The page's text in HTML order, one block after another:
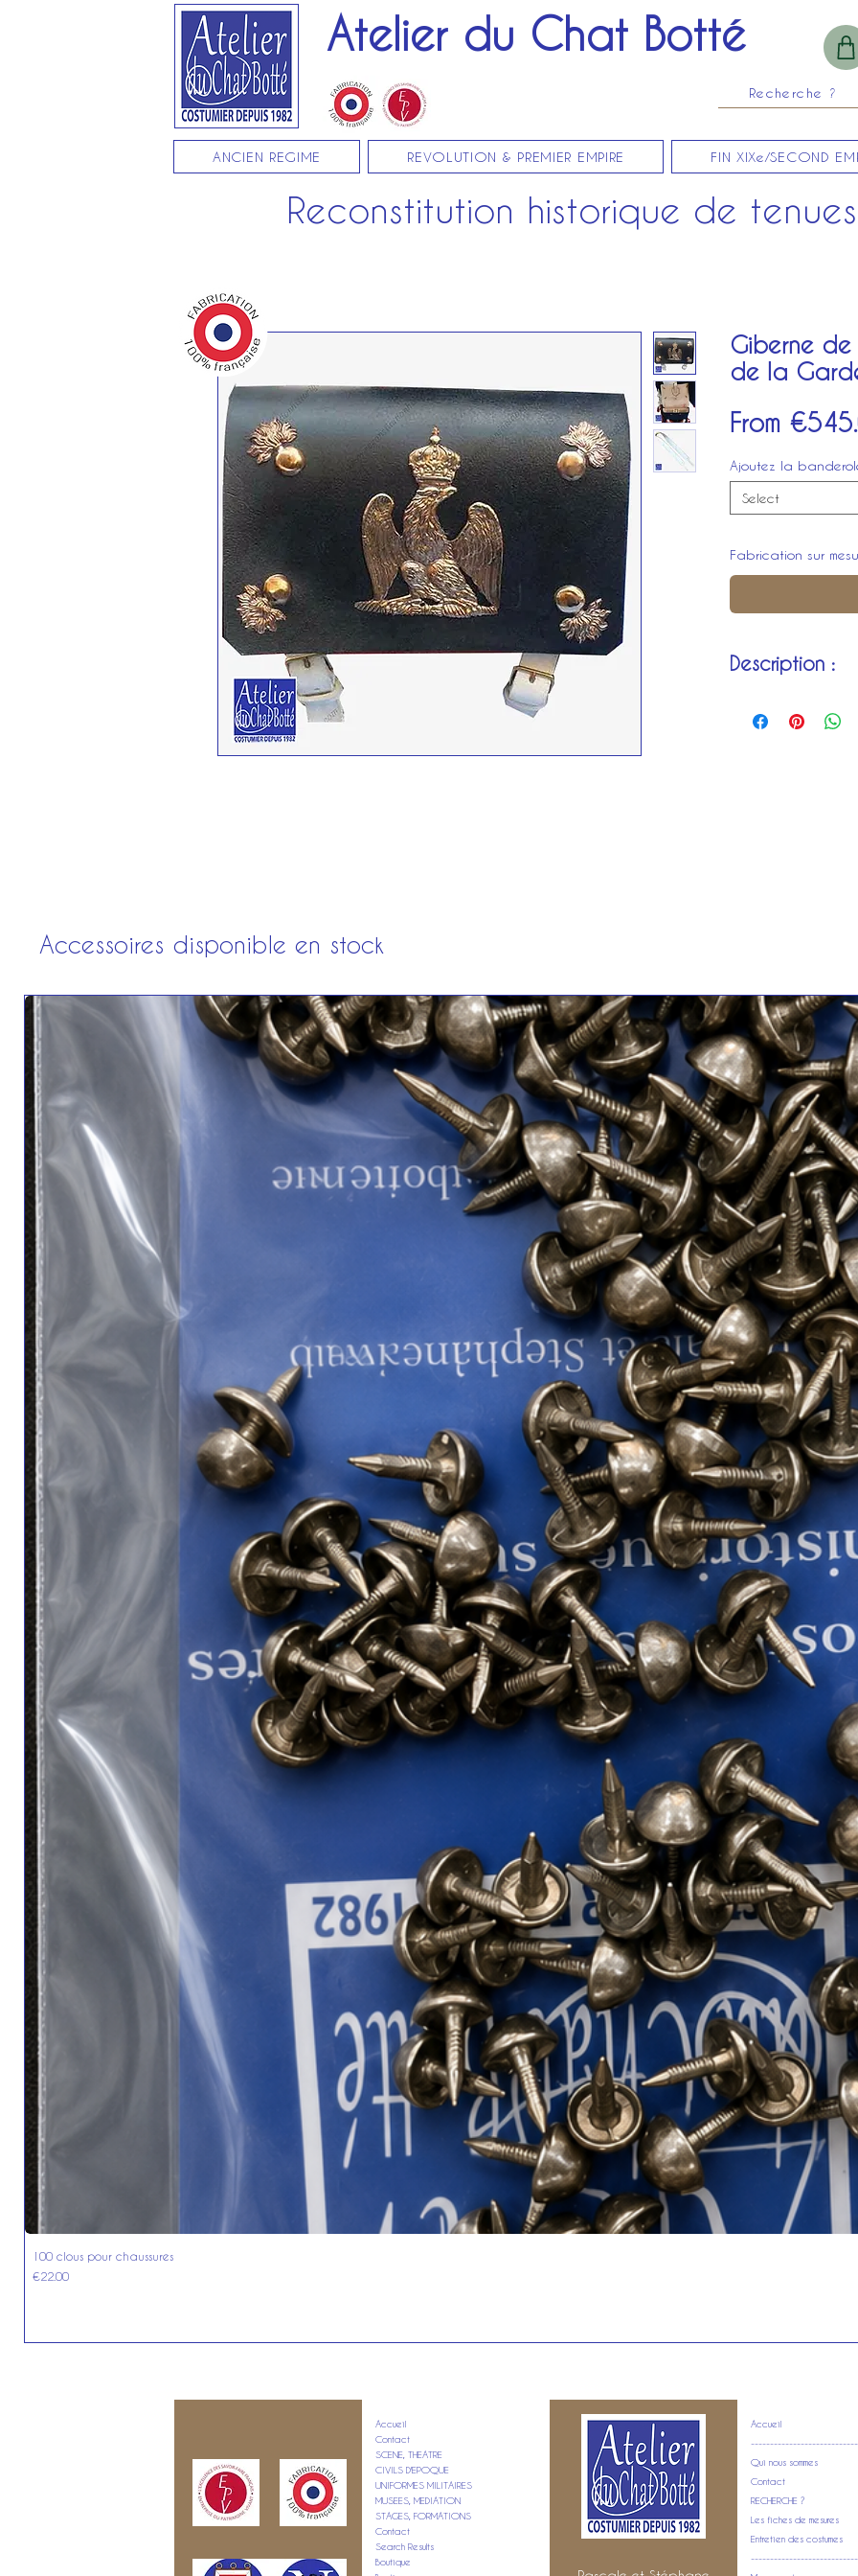
Atelier du Chat Botté
Recherche ?
ANCIEN REGIME REVOLUTION & PREMIER EMPIRE FIN XIXe/SECOND
Reconstitution historique de
Giberne
de la
From
Ajoutez la
Select
Fabrication sur
Description :
l'intérieur,
Accessoires disponible en stock
100 clous pour chaussures
Price
€22.00
Accueil
Contact
SCENE, THEATRE
CIVILS D'EPOQUE
UNIFORMES MILITAIRES
MUSEES, MEDIATION
STAGES, FORMATIONS
Contact
Search Results
Boutique
Accueil
Qui nous sommes
Contact
RECHERCHE ?
Les fiches de mesures
Entretien des costumes